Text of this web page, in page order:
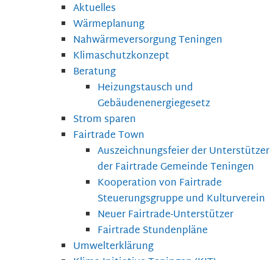
Aktuelles
Wärmeplanung
Nahwärmeversorgung Teningen
Klimaschutzkonzept
Beratung
Heizungstausch und
Gebäudenenergiegesetz
Strom sparen
Fairtrade Town
Auszeichnungsfeier der Unterstützer
der Fairtrade Gemeinde Teningen
Kooperation von Fairtrade
Steuerungsgruppe und Kulturverein
Neuer Fairtrade-Unterstützer
Fairtrade Stundenpläne
Umwelterklärung